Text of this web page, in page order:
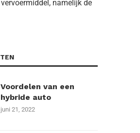
namelijk de
Voordelen van een
hybride auto
juni 21, 2022